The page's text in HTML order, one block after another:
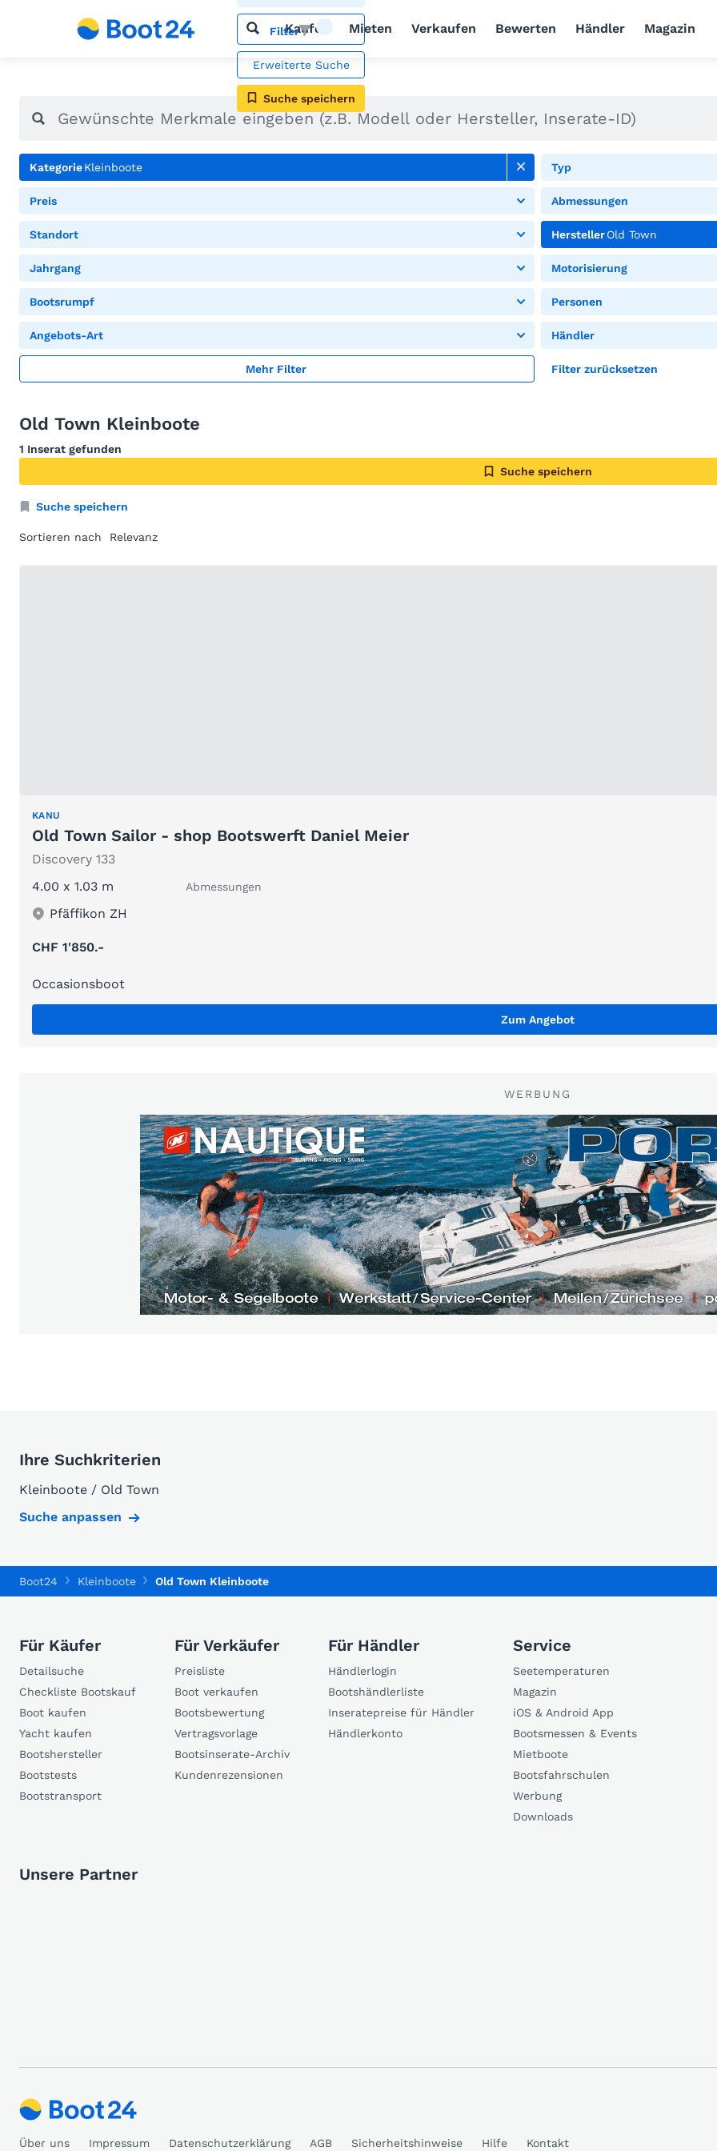
Kaufen Mieten Verkaufen Bewerten Händler Magazin
Filter
Erweiterte Suche
Suche speichern
KategorieKleinboote Typ
Preis Abmessungen
Standort HerstellerOld Town
Jahrgang Motorisierung
Bootsrumpf Personen
Angebots-Art Händler
Mehr Filter Filter zurücksetzen
Old Town Kleinboote
1 Inserat gefunden
Suche speichern
Suche speichern
Sortieren nach
KANU
Old Town Sailor - shop Bootswerft Daniel Meier
Discovery 133
4.00 x 1.03 m
Abmessungen
Pfäffikon ZH
CHF 1'850.-
Occasionsboot
Zum Angebot
WERBUNG
Ihre Suchkriterien
Kleinboote / Old Town
Suche anpassen
Boot24 Kleinboote Old Town Kleinboote
Für Käufer
Detailsuche
Checkliste Bootskauf
Boot kaufen
Yacht kaufen
Bootshersteller
Bootstests
Bootstransport
Für Verkäufer
Preisliste
Boot verkaufen
Bootsbewertung
Vertragsvorlage
Bootsinserate-Archiv
Kundenrezensionen
Für Händler
Händlerlogin
Bootshändlerliste
Inseratepreise für Händler
Händlerkonto
Service
Seetemperaturen
Magazin
iOS & Android App
Bootsmessen & Events
Mietboote
Bootsfahrschulen
Werbung
Downloads
Unsere Partner
Über uns Impressum Datenschutzerklärung AGB Sicherheitshinweise Hilfe Kontakt